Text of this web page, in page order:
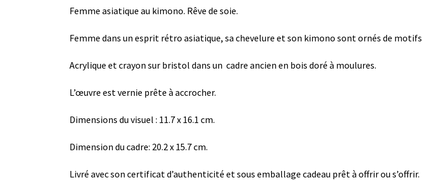
Femme asiatique au kimono. Rêve de soie.
Femme dans un esprit rétro asiatique, sa chevelure et son kimono sont ornés de
Acrylique et crayon sur bristol dans un cadre ancien en bois doré à moulures.
L’œuvre est vernie prête à accrocher.
Dimensions du visuel : 11.7 x 16.1 cm.
Dimension du cadre: 20.2 x 15.7 cm.
Livré avec son certificat d’authenticité et sous emballage cadeau prêt à offrir ou s’offrir.